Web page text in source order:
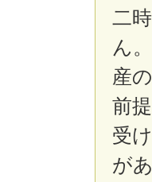
二
ん
産
前
受
が